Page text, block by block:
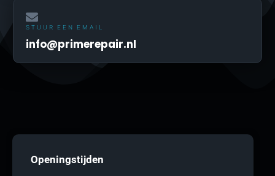
STUUR EEN EMAIL
info@primerepair.nl
Openingstijden